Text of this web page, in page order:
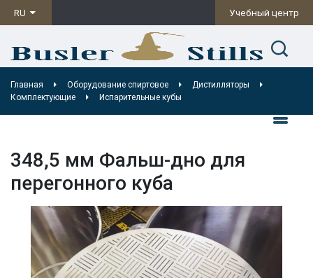
RU Учебный центр
Главная Оборудование спиртовое
Дистилляторы
Комплектующие
Испарительные кубы
348,5 мм Фальш-дно для
перегонного куба